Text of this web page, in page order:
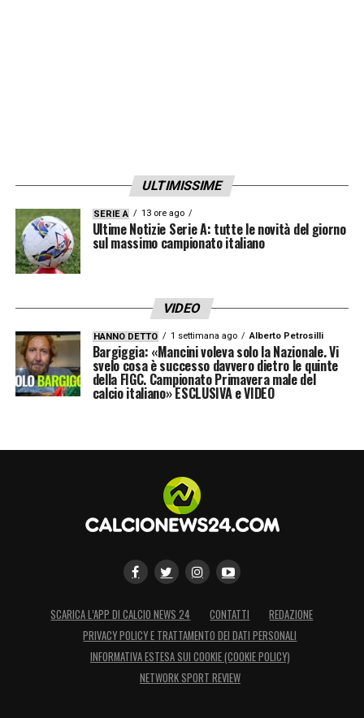
ULTIMISSIME
SERIE A 13 ore ago
Ultime Notizie Serie A: tutte le novità del giorno
sul massimo campionato italiano
VIDEO
HANNO DETTO 1 settimana ago Alberto Petrosilli
Bargiggia: «Mancini voleva solo la Nazionale. Vi
svelo cosa è successo davvero dietro le quinte
della FIGC. Campionato Primavera male del
calcio italiano» ESCLUSIVA e VIDEO
SCARICA L’APP DI CALCIO NEWS 24 CONTATTI
REDAZIONE
PRIVACY POLICY E TRATTAMENTO DEI DATI PERSONALI
INFORMATIVA ESTESA SUI COOKIE (COOKIE POLICY)
NETWORK SPORT REVIEW